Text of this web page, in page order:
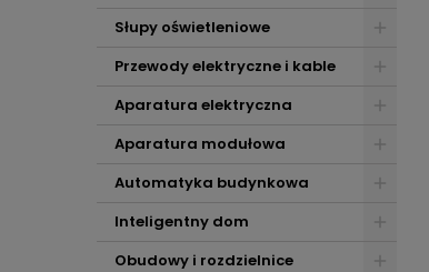
Słupy oświetleniowe
Przewody elektryczne i kable
Aparatura elektryczna
Aparatura modułowa
Automatyka budynkowa
Inteligentny dom
Obudowy i rozdzielnice